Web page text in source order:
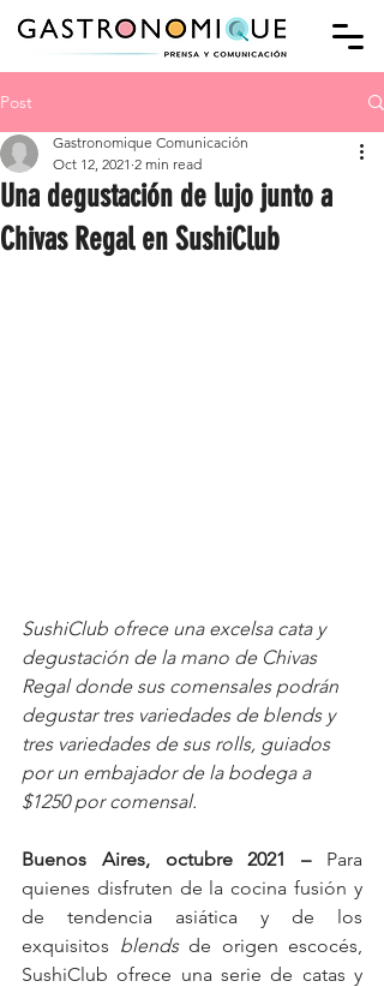
Post
Una degustación de lujo junto a
Chivas Regal en SushiClub
Gastronomique Comunicación
Oct 12, 2021 2 min read
SushiClub ofrece una excelsa cata y
degustación de la mano de Chivas
Regal donde sus comensales podrán
degustar tres variedades de blends y
tres variedades de sus rolls, guiados
por un embajador de la bodega a
$1250 por comensal.
Buenos Aires, octubre 2021 – Para
quienes disfruten de la cocina fusión y
de tendencia asiática y de los
exquisitos blends de origen escocés,
SushiClub ofrece una serie de catas y